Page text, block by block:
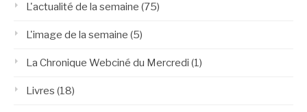
L'actualité de la semaine (75)
L'image de la semaine (5)
La Chronique Webciné du Mercredi (1)
Livres (18)